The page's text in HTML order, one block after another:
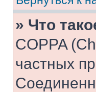
» Что
COPPA
частных